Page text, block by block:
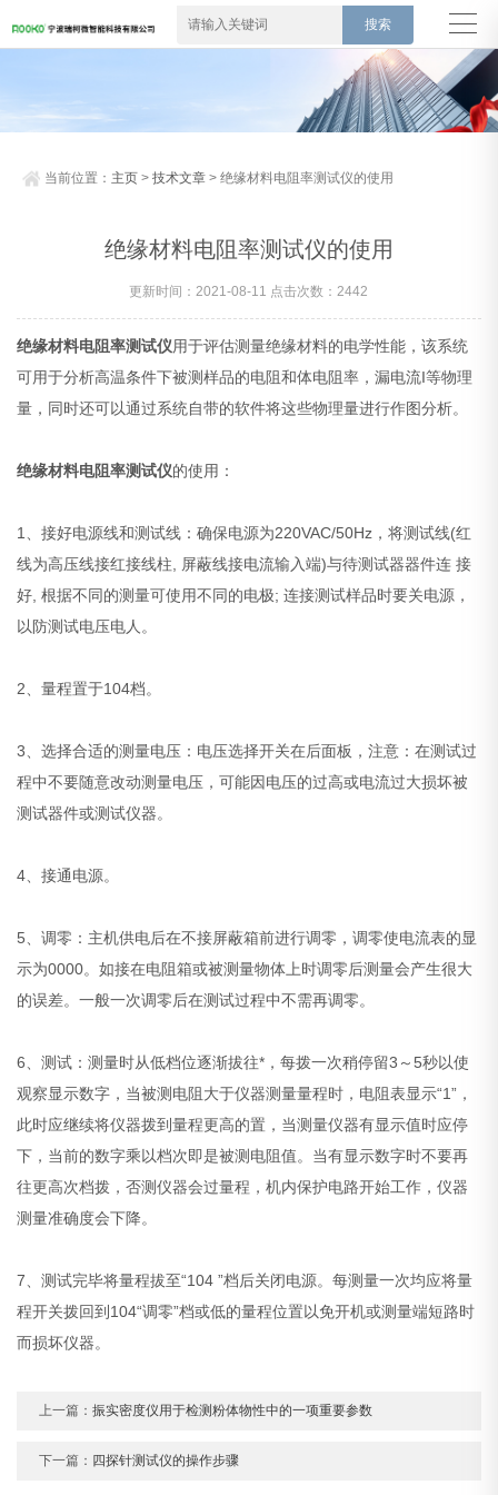
当前位置： 主页 >技术文章 > 绝缘材料电阻率测试仪的使用
绝缘材料电阻率测试仪的使用
更新时间：2021-08-11 点击次数：2442
绝缘材料电阻率测试仪用于评估测量绝缘材料的电学性能，该系统
可用于分析高温条件下被测样品的电阻和体电阻率，漏电流I等物理
量，同时还可以通过系统自带的软件将这些物理量进行作图分析。
绝缘材料电阻率测试仪的使用：
1、接好电源线和测试线：确保电源为220VAC/50Hz，将测试线(红
线为高压线接红接线柱, 屏蔽线接电流输入端)与待测试器器件连 接
好, 根据不同的测量可使用不同的电极; 连接测试样品时要关电源，
以防测试电压电人。
2、量程置于104档。
3、选择合适的测量电压：电压选择开关在后面板，注意：在测试过
程中不要随意改动测量电压，可能因电压的过高或电流过大损坏被
测试器件或测试仪器。
4、接通电源。
5、调零：主机供电后在不接屏蔽箱前进行调零，调零使电流表的显
示为0000。如接在电阻箱或被测量物体上时调零后测量会产生很大
的误差。一般一次调零后在测试过程中不需再调零。
6、测试：测量时从低档位逐渐拔往*，每拨一次稍停留3～5秒以使
观察显示数字，当被测电阻大于仪器测量量程时，电阻表显示“1”，
此时应继续将仪器拨到量程更高的置，当测量仪器有显示值时应停
下，当前的数字乘以档次即是被测电阻值。当有显示数字时不要再
往更高次档拨，否测仪器会过量程，机内保护电路开始工作，仪器
测量准确度会下降。
7、测试完毕将量程拔至“104 ”档后关闭电源。每测量一次均应将量
程开关拨回到104“调零”档或低的量程位置以免开机或测量端短路时
而损坏仪器。
上一篇：振实密度仪用于检测粉体物性中的一项重要参数
下一篇： 四探针测试仪的操作步骤